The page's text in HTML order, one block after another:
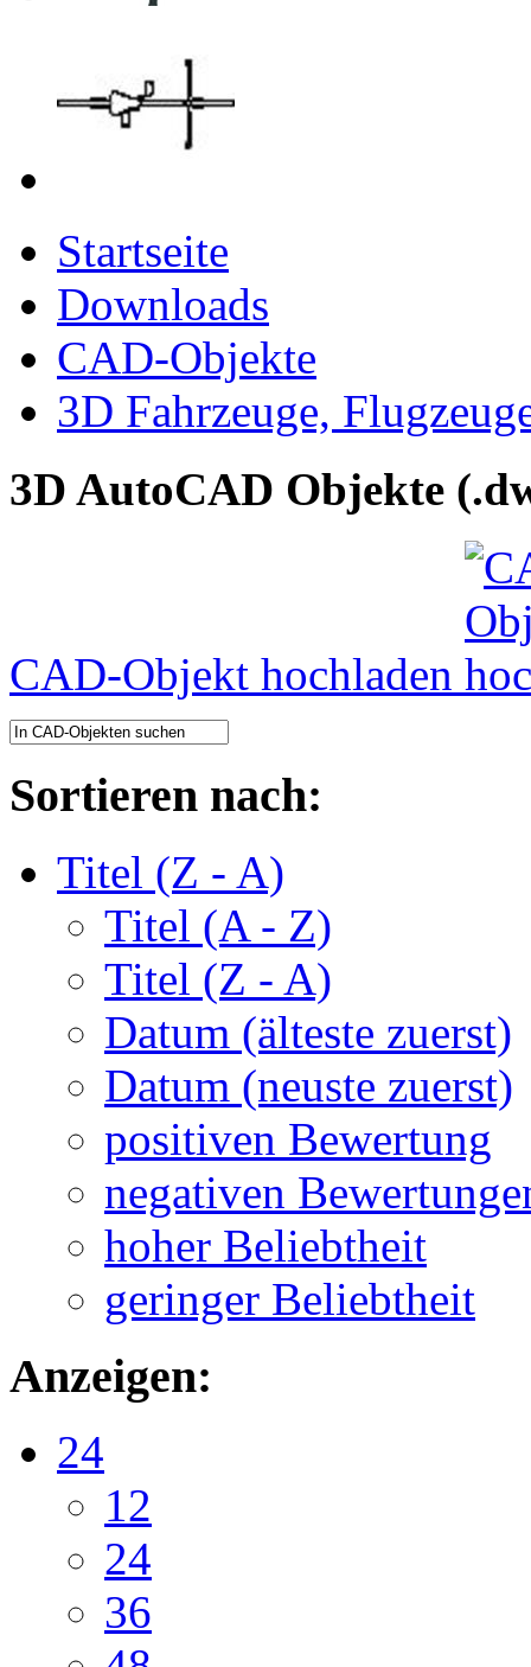
Startseite
Downloads
CAD-Objekte
3D Fahrzeuge,
3D AutoCAD Objekte
CAD-Objekt hochladen
Sortieren nach:
Titel (Z - A)
Titel (A - Z)
Titel (Z - A)
Datum (älteste zuerst)
Datum (neuste zuerst)
positiven Bewertung
negativen
hoher Beliebtheit
geringer Beliebtheit
Anzeigen:
24
12
24
36